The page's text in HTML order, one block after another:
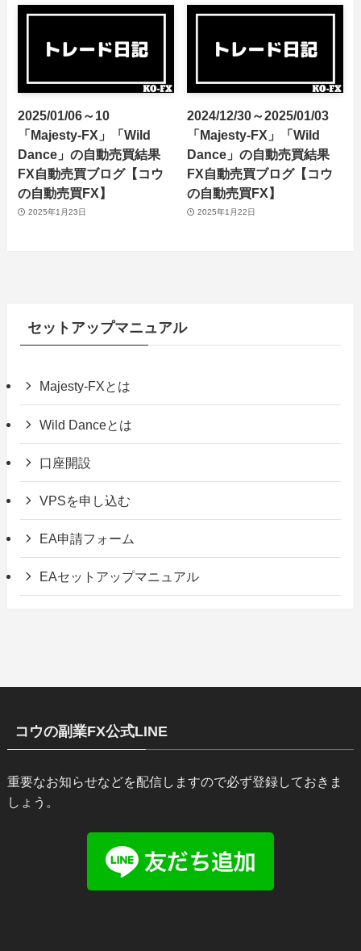
2025/01/06～10
「Majesty-FX」「Wild
Dance」の自動売買結果
FX自動売買ブログ【コウ
の自動売買FX】
2025年1月23日
2024/12/30～2025/01/03
「Majesty-FX」「Wild
Dance」の自動売買結果
FX自動売買ブログ【コウ
の自動売買FX】
2025年1月22日
セットアップマニュアル
Majesty-FXとは
Wild Danceとは
口座開設
VPSを申し込む
EA申請フォーム
EAセットアップマニュアル
コウの副業FX公式LINE
重要なお知らせなどを配信しますので必ず登録しておきま
しょう。